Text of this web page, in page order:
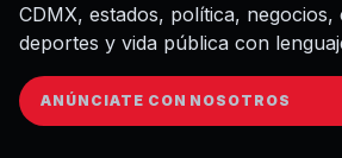
CDMX, estados, política,
deportes y vida pública con
ANÚNCIATE CON NOSOTROS